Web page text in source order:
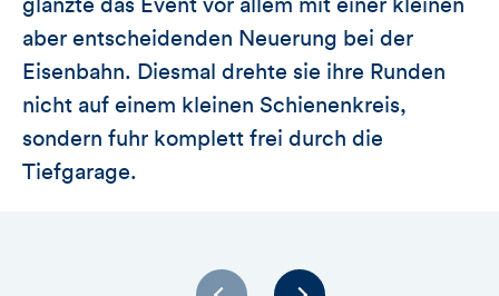
glänzte das Event vor allem mit einer kleinen
aber entscheidenden Neuerung bei der
Eisenbahn. Diesmal drehte sie ihre Runden
nicht auf einem kleinen Schienenkreis,
sondern fuhr komplett frei durch die
Tiefgarage.